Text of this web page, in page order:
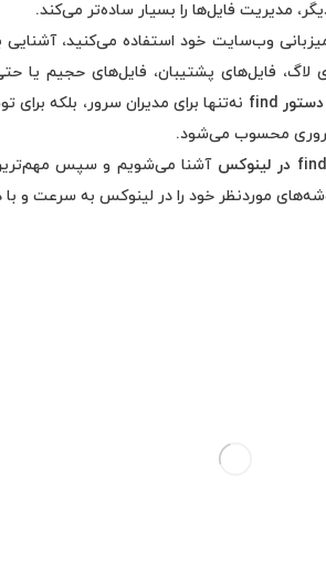
مدیریت فایل‌ها را بسیار ساده‌تر می‌کند.
وب‌سایت خود استفاده می‌کنید، آشنایی
لاگ، فایل‌های پشتیبان، فایل‌های حجیم یا
دستور find نه‌تنها برای مدیران سرور، بلکه
ضروری محسوب می‌شود.
در لینوکس آشنا می‌شویم و سپس مهم‌ترین
موردنظر خود را در لینوکس به سرعت و با